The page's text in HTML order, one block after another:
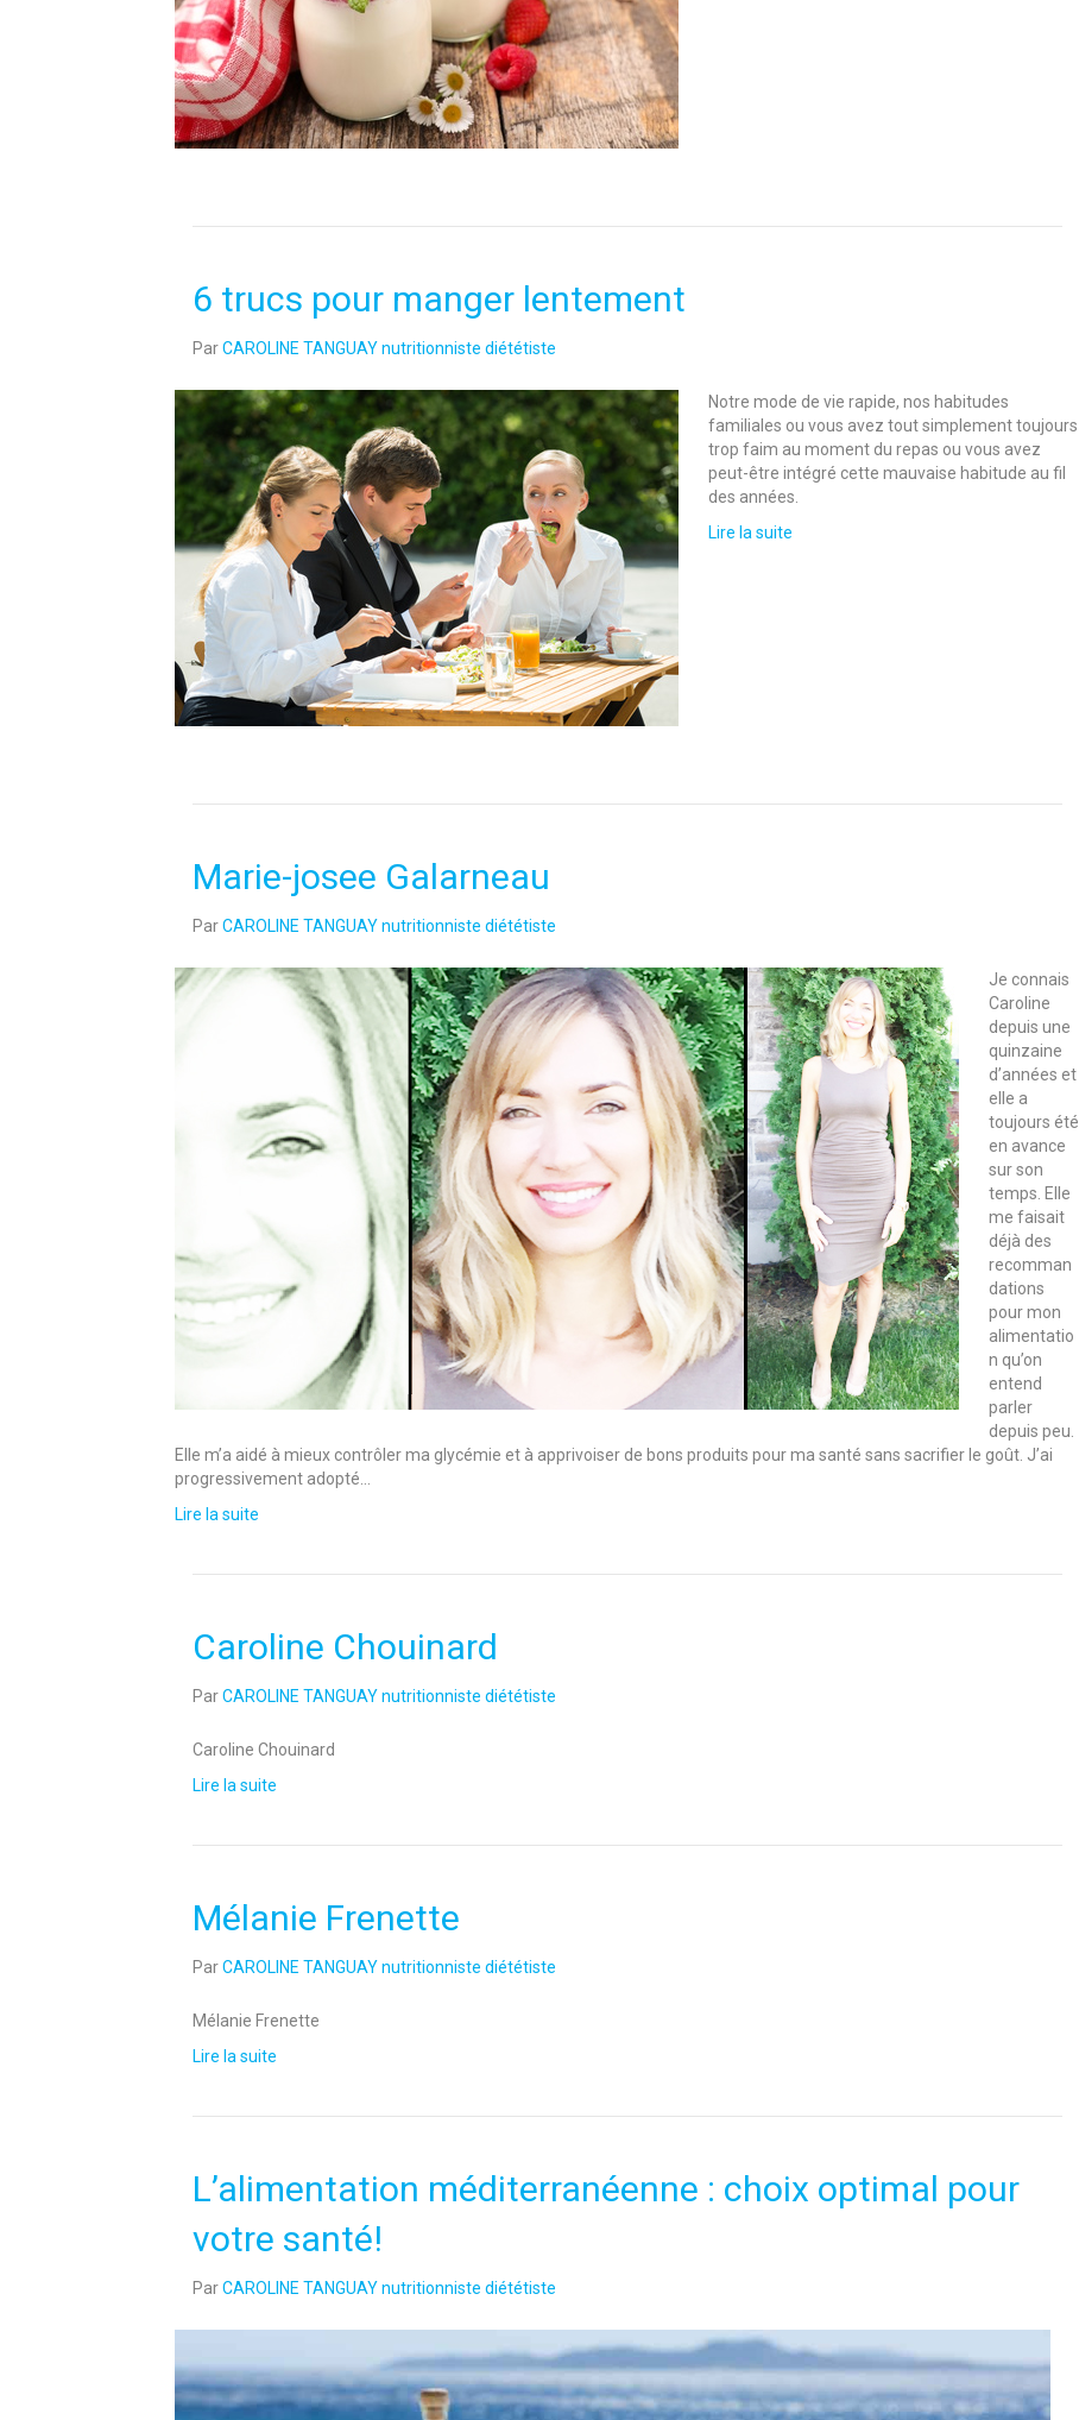
6 trucs pour manger lentement
ParCAROLINE TANGUAY nutritionniste diététiste
Notre mode de vie rapide, nos habitudes
familiales ou vous avez tout simplement toujours
trop faim au moment du repas ou vous avez
peut-être intégré cette mauvaise habitude au fil
des années.
Lire la suite
Marie-josee Galarneau
ParCAROLINE TANGUAY nutritionniste diététiste
Je connais
Caroline
depuis une
quinzaine
d’années et
elle a
toujours été
en avance
sur son
temps. Elle
me faisait
déjà des
recomman
dations
pour mon
alimentatio
n qu’on
entend
parler
depuis peu.
Elle m’a aidé à mieux contrôler ma glycémie et à apprivoiser de bons produits pour ma santé sans sacrifier le goût. J’ai
progressivement adopté…
Lire la suite
Caroline Chouinard
ParCAROLINE TANGUAY nutritionniste diététiste
Caroline Chouinard
Lire la suite
Mélanie Frenette
ParCAROLINE TANGUAY nutritionniste diététiste
Mélanie Frenette
Lire la suite
L’alimentation méditerranéenne : choix optimal pour
votre santé!
ParCAROLINE TANGUAY nutritionniste diététiste